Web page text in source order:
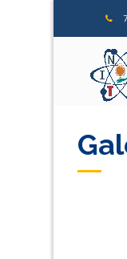
content